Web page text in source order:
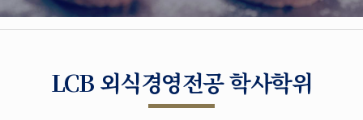
LCB 외식경영전공 학사학위